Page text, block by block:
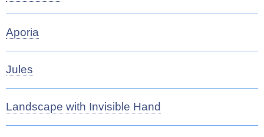
Aporia
Jules
Landscape with Invisible Hand